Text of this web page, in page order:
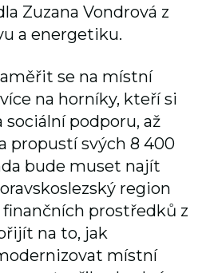
Zuzana Vondrová z
a energetiku.
se na místní
na horníky, kteří si
sociální podporu, až
propustí svých 8 400
bude muset najít
region
prostředků z
na to, jak
místní